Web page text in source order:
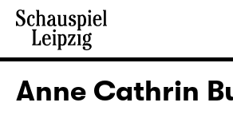
Anne Cathrin